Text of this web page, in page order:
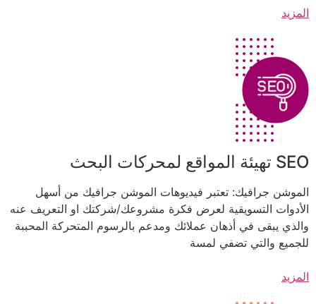
المزيد
SEO تهيئة المواقع لمحركات البحث
الموشن جرافيك: تعتبر فيديوهات الموشن جرافيك من أسهل
الأدوات التسويقية لعرض فكرة مشروعك/شركتك او التعريف عنه
والذي يبقى في أذهان عملائك ومدعم بالرسوم المتحركة المحببة
للجميع والتي تضفي لمسة
المزيد